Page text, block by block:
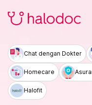
Chat dengan Dokter
Homecare
Halofit